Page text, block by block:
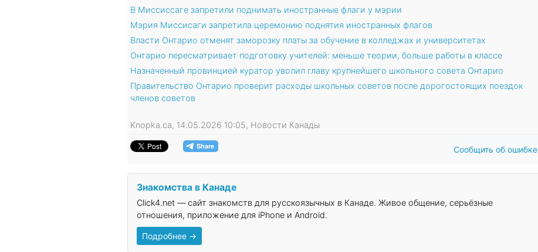
В Миссиссаге запретили поднимать иностранные флаги у мэрии
Мэрия Миссисаги запретила церемонию поднятия иностранных флагов
Власти Онтарио отменят заморозку платы за обучение в колледжах и университетах
Онтарио пересматривает подготовку учителей: меньше теории, больше работы в классе
Назначенный провинцией куратор уволил главу крупнейшего школьного совета Онтарио
Правительство Онтарио проверит расходы школьных советов после дорогостоящих поездок
членов советов
Knopka.ca, 14.05.2026 10:05, Новости Канады
Сообщить об ошибке
Знакомства в Канаде
Click4.net — сайт знакомств для русскоязычных в Канаде. Живое общение, серьёзные
отношения, приложение для iPhone и Android.
Подробнее →